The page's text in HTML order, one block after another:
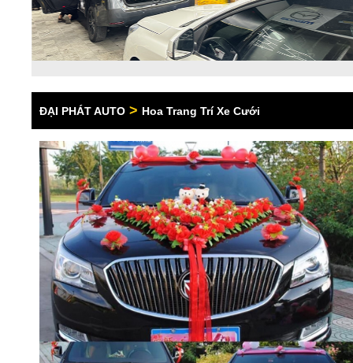
ĐẠI PHÁT AUTO > Hoa Trang Trí Xe Cưới